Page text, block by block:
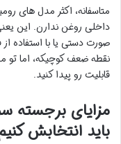
متاسفانه، اکثر مدل های
داخلی روغن ندارن. این
صورت دستی یا با استفاده از
نقطه ضعف کوچیکه، اما تو
قابلیت رو پیدا کنید.
باید انتخابش